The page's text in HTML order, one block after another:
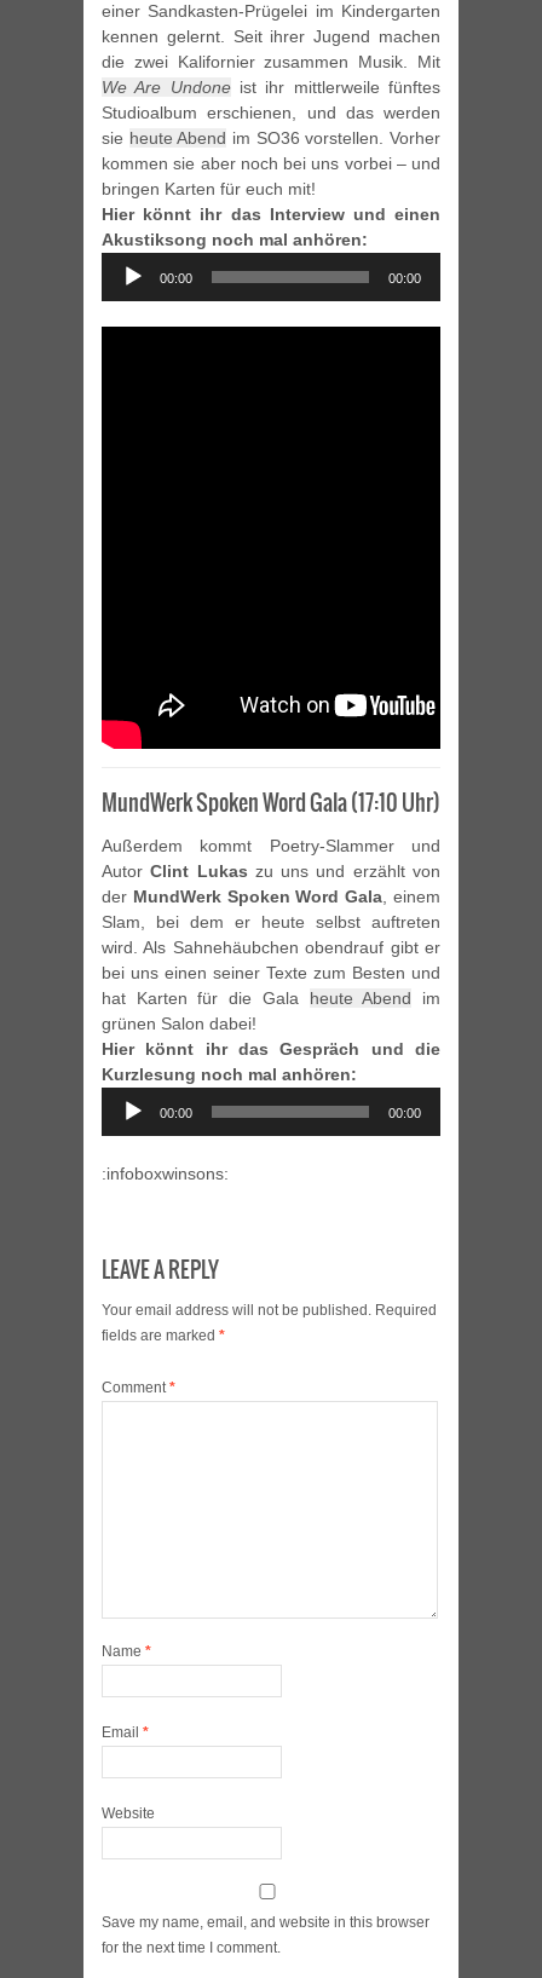
einer Sandkasten-Prügelei im Kindergarten
kennen gelernt. Seit ihrer Jugend machen
die zwei Kalifornier zusammen Musik. Mit
We Are Undoneist ihr mittlerweile fünftes
Studioalbum erschienen, und das werden
sie heute Abend im SO36 vorstellen. Vorher
kommen sie aber noch bei uns vorbei – und
bringen Karten für euch mit!
Hier könnt ihr das Interview und einen
Akustiksong noch mal anhören:
Audio
Player
00:00 00:00
MundWerk Spoken Word Gala (17:10 Uhr)
Außerdem kommt Poetry-Slammer und
AutorClint Lukas zu uns und erzählt von
der MundWerk Spoken Word Gala, einem
Slam, bei dem er heute selbst auftreten
wird. Als Sahnehäubchen obendrauf gibt er
bei uns einen seiner Texte zum Besten und
hat Karten für die Gala heute Abend im
grünen Salon dabei!
Hier könnt ihr das Gespräch und die
Kurzlesung noch mal anhören:
Audio
Player
00:00 00:00
:infoboxwinsons:
LEAVE A REPLY
Your email address will not be published. Required
fields are marked *
Comment*
Name *
Email *
Website
Save my name, email, and website in this browser
for the next time I comment.